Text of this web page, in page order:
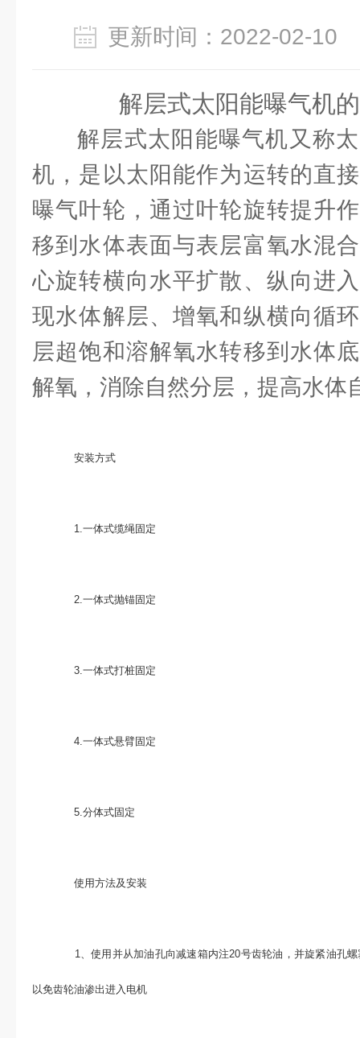
更新时间：2022-02-
解层式太阳能曝气机
解层式太阳能曝气机又称
机，是以太阳能作为运转的直
曝气叶轮，通过叶轮旋转提升
移到水体表面与表层富氧水混
心旋转横向水平扩散、纵向进
现水体解层、增氧和纵横向循
层超饱和溶解氧水转移到水体
解氧，消除自然分层，提高水体
安装方式
1.一体式缆绳固定
2.一体式抛锚固定
3.一体式打桩固定
4.一体式悬臂固定
5.分体式固定
使用方法及安装
1、使用并从加油孔向减速箱内注20号齿轮油，并旋紧油孔螺
以免齿轮油渗出进入电机